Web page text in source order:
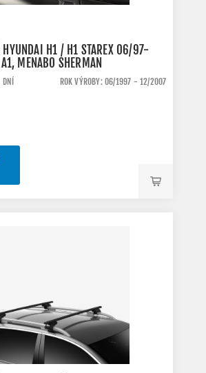
HYUNDAI H1 / H1 STAREX 06/97-
MENABO SHERMAN
ROK VÝROBY: 06/1997 - 12/2007